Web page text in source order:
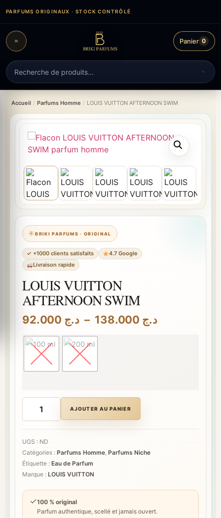
contenu
PARFUMS ORIGINAUX · STOCK CONTRÔLÉ
Recherche
de
produits
Panier 0
Accueil / Parfums Homme / LOUIS VUITTON AFTERNOON SWIM
BRIKI PARFUMS · ORIGINAL
✓ +1000 clients satisfaits
4.7 Google
Livraison rapide
LOUIS VUITTON
AFTERNOON SWIM
د.ج – د.جPlage
quantité
AFTERNOON
SWIM
AJOUTER AU PANIER
UGS : ND
Catégories : Parfums Homme, Parfums Niche
Étiquette : Eau de Parfum
Marque : LOUIS VUITTON
✓100 % original
Parfum authentique, scellé et jamais ouvert.